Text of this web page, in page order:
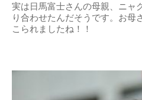
実は日馬富士さんの母親、ニャ
り合わせたんだそうです。お母
こられましたね！！